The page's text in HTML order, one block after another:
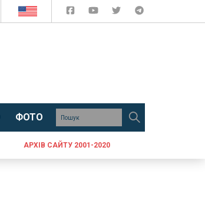
ФОТО
АРХІВ САЙТУ 2001-2020